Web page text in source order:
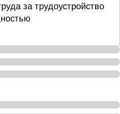
за трудоустройство